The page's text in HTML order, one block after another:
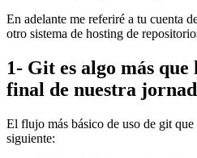
En adelante me referiré a tu cuenta
otro sistema de hosting de
1- Git es algo más
final de nuestra
El flujo más básico de uso de git que
siguiente: